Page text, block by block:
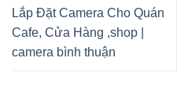
Lắp Đặt Camera Cho Quán
Cafe, Cửa Hàng ,shop |
camera bình thuận